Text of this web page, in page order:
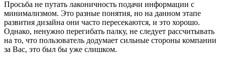
Просьба не путать лаконичность подачи информации с
минимализмом. Это разные понятия, но на данном этапе
развития дизайна они часто пересекаются, и это хорошо.
Однако, ненужно перегибать палку, не следует рассчитывать
на то, что пользователь додумает сильные стороны компании
за Вас, это был бы уже слишком.